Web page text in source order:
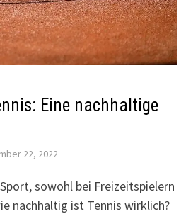
Eine nachhaltige
22, 2022
sowohl bei Freizeitspielern
nachhaltig ist Tennis wirklich?